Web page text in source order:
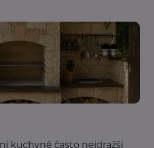
kuchyně často nejdražší